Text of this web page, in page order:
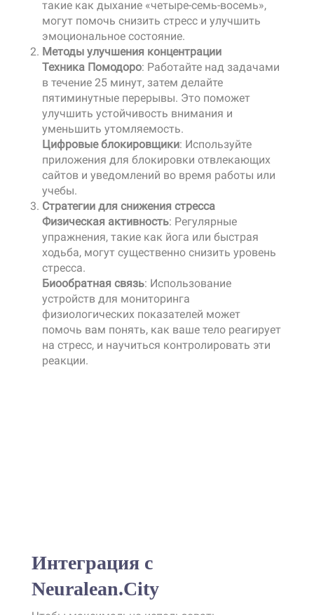
такие как дыхание «четыре-семь-восемь»,
могут помочь снизить стресс и улучшить
эмоциональное состояние.
Методы улучшения концентрации
Техника Помодоро: Работайте над задачами
в течение 25 минут, затем делайте
пятиминутные перерывы. Это поможет
улучшить устойчивость внимания и
уменьшить утомляемость.
Цифровые блокировщики: Используйте
приложения для блокировки отвлекающих
сайтов и уведомлений во время работы или
учебы.
Стратегии для снижения стресса
Физическая активность: Регулярные
упражнения, такие как йога или быстрая
ходьба, могут существенно снизить уровень
стресса.
Биообратная связь: Использование
устройств для мониторинга
физиологических показателей может
помочь вам понять, как ваше тело реагирует
на стресс, и научиться контролировать эти
реакции.
Интеграция с
Neuralean.City